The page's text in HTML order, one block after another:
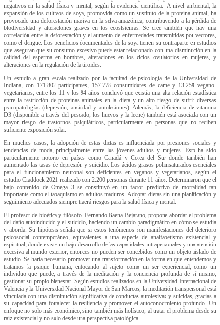
negativos en la salud física y mental, según la evidencia científica. A nivel ambiental, la
expansión de los cultivos de soya, promovida como un sustituto de la proteína animal, ha
provocado una deforestación masiva en la selva amazónica, contribuyendo a la pérdida de
biodiversidad y alteraciones graves en los ecosistemas. Se cree también que hay una
correlación entre la deforestación y el aumento de enfermedades transmitidas por vectores,
como el dengue. Los beneficios documentados de la soya tienen su contraparte en estudios
que aseguran que su consumo excesivo puede estar relacionado con una disminución en la
calidad del esperma en hombres, alteraciones en los ciclos ovulatorios en mujeres, y
alteraciones en la regulación de la tiroides.
Un estudio a gran escala realizado por la facultad de psicología de la Universidad de
Indiana, con 171.802 participantes, 157.778 consumidores de carne y 13.259 vegano-
vegetarianos, entre los 11 y los 94 años concluyó que existía una alta relación estadística
entre la restricción de proteínas animales en la dieta y un alto riesgo de sufrir diversas
psicopatologías (depresión, ansiedad y autolesiones). Además, la deficiencia de vitamina
D3 (disponible a través del pescado, los huevos y la leche) también está asociada con un
mayor riesgo de trastornos psiquiátricos, particularmente en personas que no reciben
suficiente exposición solar.
En muchos casos, la adopción de estas dietas es influenciada por presiones sociales y
tendencias de moda, principalmente entre los jóvenes adultos y mujeres. Esto ha sido
particularmente notorio en países como Canadá y Corea del Sur donde también han
aumentado las tasas de depresión y suicidio. Los ácidos grasos poliinsaturados esenciales
para el funcionamiento neuronal son deficientes en veganos y vegetarianos, según el
estudio Craddock 2021 realizado con 2.200 personas durante 11 años. Determinaron que el
bajo contenido de Omega 3 se constituyó en un factor predictivo de mortalidad tan
importante como el tabaquismo en adultos maduros. Adoptar dietas sin una planificación y
seguimiento adecuados siempre traerá riesgos para la salud física y mental.
El profesor de bioética y filósofo, Fernando Baena Bejarano, propone abordar el problema
del daño autoinducido y el suicidio, haciendo un cambio paradigmático en cómo se estudia
y aborda. Su hipótesis señala que si estos fenómenos son manifestaciones del deterioro
psicosocial contemporáneo, equivalentes a una especie de analfabetismo existencial y
espiritual, donde existe un bajo desarrollo de las capacidades intrapersonales y una atención
excesiva al mundo exterior, entonces no pueden ser concebidos como un objeto aislado de
estudio. Se haría necesario promover una transformación en la forma en que entendemos y
tratamos la psique humana, enfocando al sujeto como un ser experiencial, como un
individuo que puede, a través de la meditación y la conciencia profunda de sí mismo,
gestionar su propio bienestar. Según estudios realizados en la Universidad Internacional de
Valencia y la Universidad Nacional Mayor de San Marcos, la meditación transpersonal está
vinculada con una disminución significativa de conductas autolesivas y suicidas, gracias a
su capacidad para fortalecer la resiliencia y promover el autoconocimiento profundo. Un
enfoque no solo más económico, sino también más holístico, al tratar el problema desde su
raíz existencial y no solo desde una perspectiva patológica.